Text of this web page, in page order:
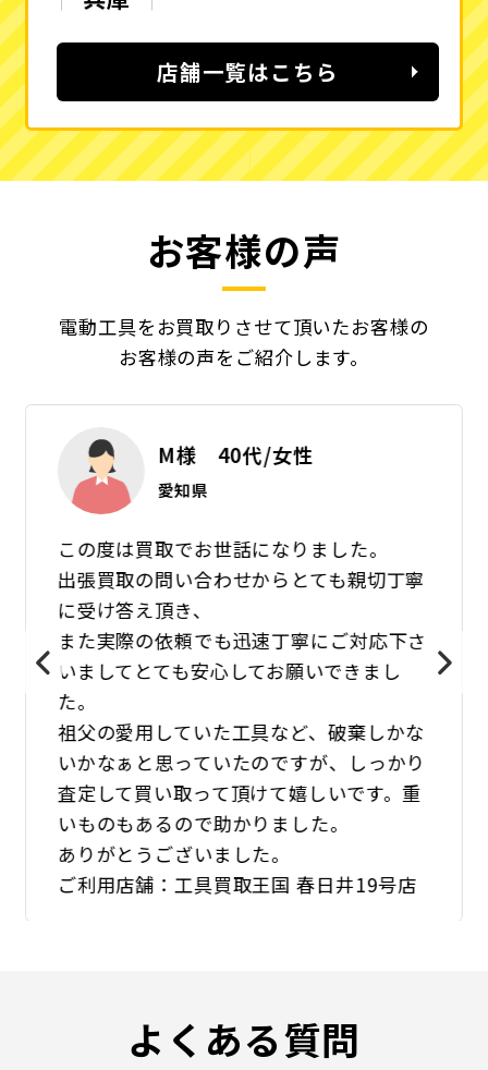
店舗一覧はこちら
お客様の声
電動工具をお買取りさせて頂いたお客様の
お客様の声をご紹介します。
M様 40代/女性
愛知県
この度は買取でお世話になりました。
出張買取の問い合わせからとても親切丁寧
に受け答え頂き、
また実際の依頼でも迅速丁寧にご対応下さ
いましてとても安心してお願いできまし
た。
祖父の愛用していた工具など、破棄しかな
いかなぁと思っていたのですが、しっかり
査定して買い取って頂けて嬉しいです。重
いものもあるので助かりました。
ありがとうございました。
ご利用店舗：工具買取王国 春日井19号店
よくある質問